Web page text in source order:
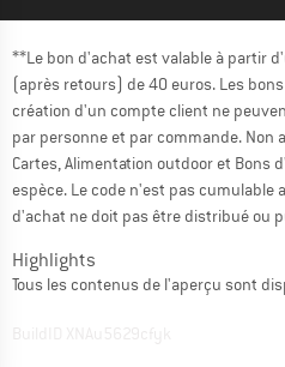
**Le bon d'achat est valable à partir
(après retours) de 40 euros. Les
création d'un compte client ne
par personne et par commande. Non
Cartes, Alimentation outdoor et Bons
espèce. Le code n'est pas cumulable
d'achat ne doit pas être distribué ou
Highlights
Tous les contenus de l'aperçu sont